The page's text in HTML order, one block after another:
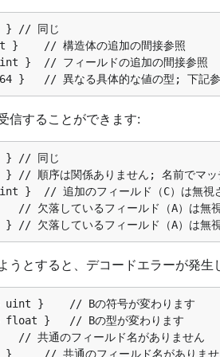
参照
間接参照
信することができます:
ます
視されます
うとすると、デコードエラーが発生
変わります
変わります